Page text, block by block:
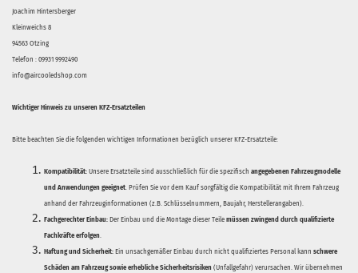
Joachim Hintersberger
Kleinweichs 8
94563 Otzing
Telefon : 09931 9992490
info@aircooledshop.com
Wichtiger Hinweis zu unseren KFZ-Ersatzteilen
Bitte beachten Sie die folgenden wichtigen Informationen bezüglich unserer KFZ-Ersatzteile:
Kompatibilität: Unsere Ersatzteile sind ausschließlich für die spezifisch angegebenen Fahrzeugmodelle
und Anwendungen geeignet. Prüfen Sie vor dem Kauf sorgfältig die Kompatibilität mit Ihrem Fahrzeug
anhand der Fahrzeuginformationen (z.B. Schlüsselnummern, Baujahr, Herstellerangaben).
Fachgerechter Einbau: Der Einbau und die Montage dieser Teile müssen zwingend durch qualifizierte
Fachkräfte erfolgen.
Haftung und Sicherheit: Ein unsachgemäßer Einbau durch nicht qualifiziertes Personal kann schwere
Schäden am Fahrzeug sowie erhebliche Sicherheitsrisiken (Unfallgefahr) verursachen. Wir übernehmen